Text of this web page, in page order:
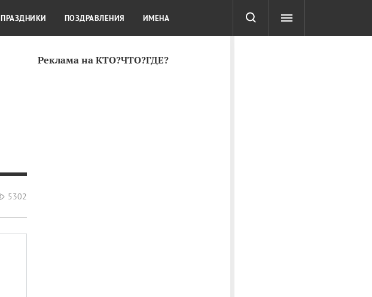
5302
Реклама на КТО?ЧТО?ГДЕ?
КУЛЬТУРА КРАСОТА ТЕСТЫ
ПРАЗДНИКИ ПОЗДРАВЛЕНИЯ ИМЕНА